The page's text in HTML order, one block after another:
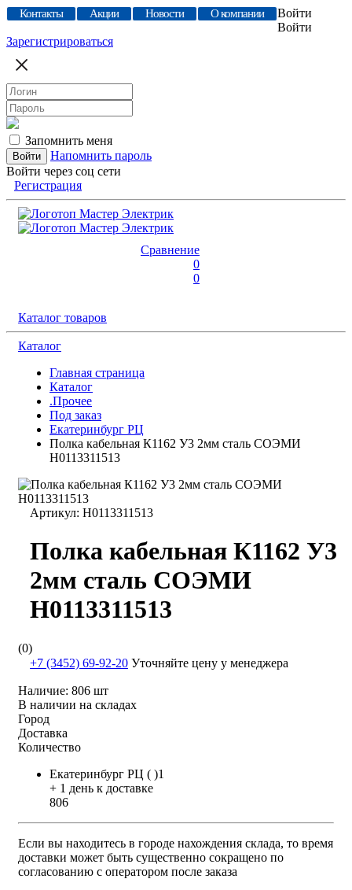
Контакты Акции Новости О компании
Войти
Войти
Зарегистрироваться
Запомнить меня
Напомнить пароль
Войти через соц сети
Регистрация
Сравнение
0
0
Каталог товаров
Каталог
Главная страница
Каталог
.Прочее
Под заказ
Екатеринбург РЦ
Полка кабельная К1162 У3 2мм сталь СОЭМИ
Н0113311513
Артикул: Н0113311513
Полка кабельная К1162 У3
2мм сталь СОЭМИ
Н0113311513
(0)
+7 (3452) 69-92-20 Уточняйте цену у менеджера
Наличие: 806 шт
В наличии на складах
Город
Доставка
Количество
Екатеринбург РЦ ( )1
+ 1 день к доставке
806
Если вы находитесь в городе нахождения склада, то время
доставки может быть существенно сокращено по
согласованию с оператором после заказа